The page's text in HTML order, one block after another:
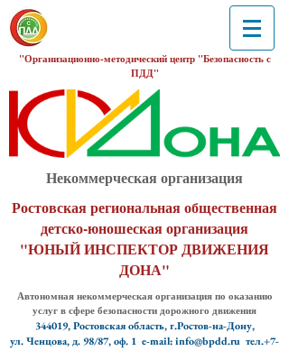
"Организационно-методический центр "Безопасность с
ПДД"
Некоммерческая организация
Ростовская региональная общественная
детско-юношеская организация
"ЮНЫЙ ИНСПЕКТОР ДВИЖЕНИЯ
ДОНА"
Автономная некоммерческая организация по оказанию
услуг в сфере безопасности дорожного движения
344019, Ростовская область, г.Ростов-на-Дону,
ул. Ченцова, д. 98/87, оф. 1 e-mail: info@bpdd.ru тел.+7-